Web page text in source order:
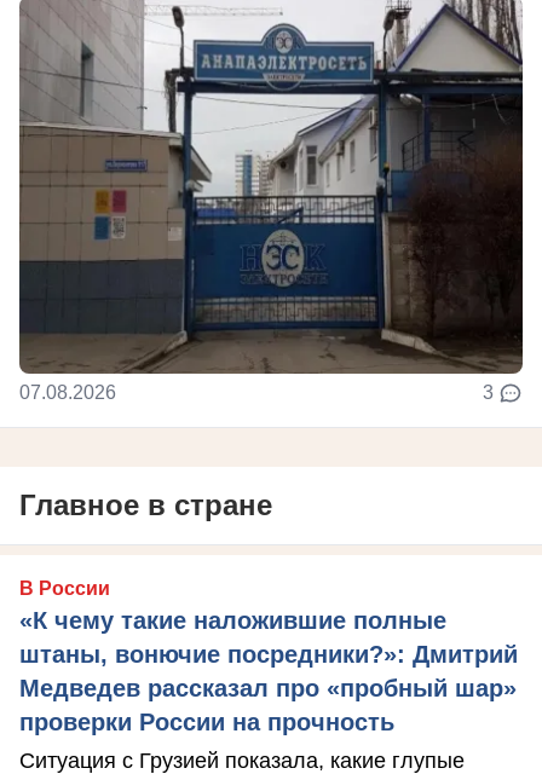
07.08.2026 3
Главное в стране
В России
«К чему такие наложившие полные
штаны, вонючие посредники?»: Дмитрий
Медведев рассказал про «пробный шар»
проверки России на прочность
Ситуация с Грузией показала, какие глупые